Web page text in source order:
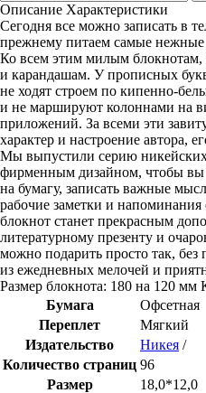
Описание Характеристики
Сегодня все можно записать в
прежнему питаем самые нежные
Ко всем этим милым блокнотам,
и карандашам. У прописных
не ходят строем по кипенно-
и не маршируют колоннами на
приложений. За всеми эти
характер и настроение автора,
Мы выпустили серию
фирменным дизайном, чтобы вы
на бумагу, записать важные
рабочие заметки и
блокнот станет прекрасным
литературному презенту и
можно подарить просто так, без
из ежедневных мелочей и
Размер блокнота: 180 на 120 мм
Бумага
Офсетная
Переплет
Мягкий
Издательство
Никея /
Количество страниц 96
Размер
18,0*12,0